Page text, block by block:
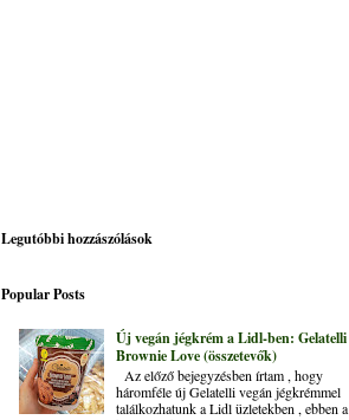
Legutóbbi hozzászólások
Popular Posts
Új vegán jégkrém a Lidl-ben: Gelatelli
Brownie Love (összetevők)
Az előző bejegyzésben írtam , hogy
háromféle új Gelatelli vegán jégkrémmel
találkozhatunk a Lidl üzletekben , ebben a